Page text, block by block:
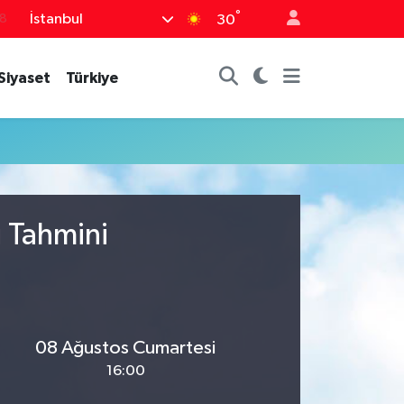
İstanbul 30°
Türkiye
Tahmini
08 Ağustos Cumartesi
16:00